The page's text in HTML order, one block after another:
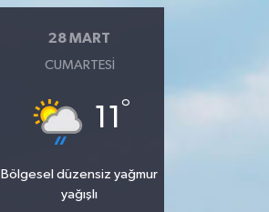
28 MART
CUMARTESI
11 °
Bölgesel düzensiz yağmur
yağışlı